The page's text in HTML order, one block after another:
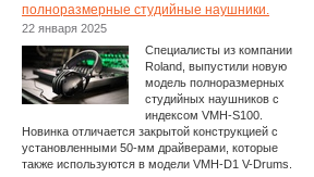
полноразмерные студийные наушники.
22 января 2025
Специалисты из компании
Roland, выпустили новую
модель полноразмерных
студийных наушников с
индексом VMH-S100.
Новинка отличается закрытой конструкцией с
установленными 50-мм драйверами, которые
также используются в модели VMH-D1 V-Drums.